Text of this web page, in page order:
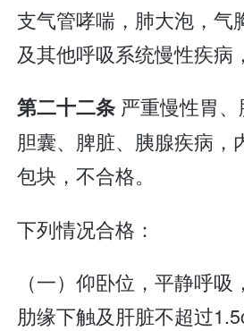
支气管哮喘，肺大泡，气
及其他呼吸系统慢性疾病
第二十二条 严重慢性胃、
胆囊、脾脏、胰腺疾病，
包块，不合格。
下列情况合格：
（一）仰卧位，平静呼
肋缘下触及肝脏不超过